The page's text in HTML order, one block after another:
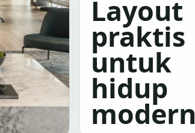
Layout
praktis
untuk
hidup
modern